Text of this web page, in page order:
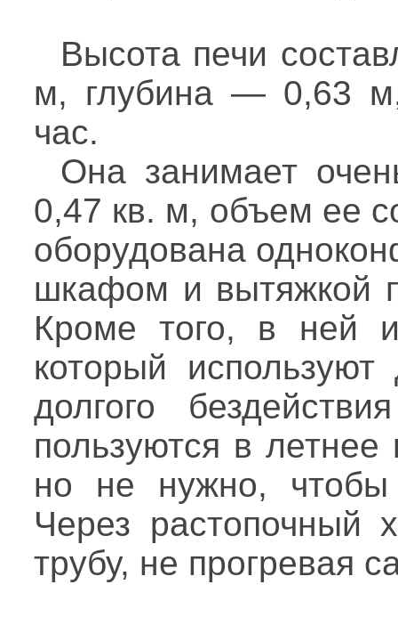
Высота печи
м, глубина — 0,63
час.
Она занимает
0,47 кв. м, объем ее
оборудована
шкафом и вытяжкой
Кроме того, в ней
который
долгого
пользуются в летнее
но не нужно, чтобы
Через растопочный
трубу, не прогревая